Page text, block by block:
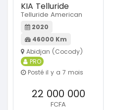
KIA Telluride
Telluride American
2020
46000 Km
Abidjan (Cocody)
PRO
Posté il y a 7 mois
22 000 000
FCFA